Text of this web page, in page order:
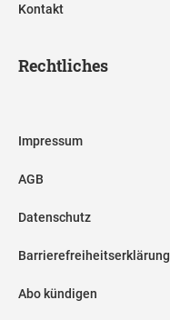
Kontakt
Rechtliches
Impressum
AGB
Datenschutz
Barrierefreiheitserklärung
Abo kündigen